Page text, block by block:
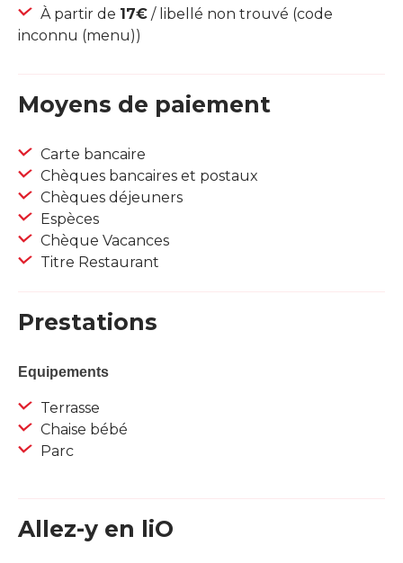
À partir de 17€ / libellé non trouvé (code
inconnu (menu))
Moyens de paiement
Carte bancaire
Chèques bancaires et postaux
Chèques déjeuners
Espèces
Chèque Vacances
Titre Restaurant
Prestations
Equipements
Terrasse
Chaise bébé
Parc
Allez-y en liO